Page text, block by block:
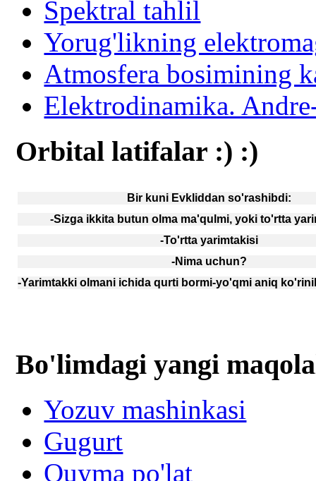
Spektral tahlil
Yorug'likning
Atmosfera bosimining
Elektrodinamika.
Orbital latifalar :) :)
Bir kuni Evkliddan so'rashibdi:
-Sizga ikkita butun olma ma'qulmi, yoki to'rtta
-To'rtta yarimtakisi
-Nima uchun?
-Yarimtakki olmani ichida qurti bormi-yo'qmi aniq
Bo'limdagi yangi
Yozuv mashinkasi
Gugurt
Quyma po'lat